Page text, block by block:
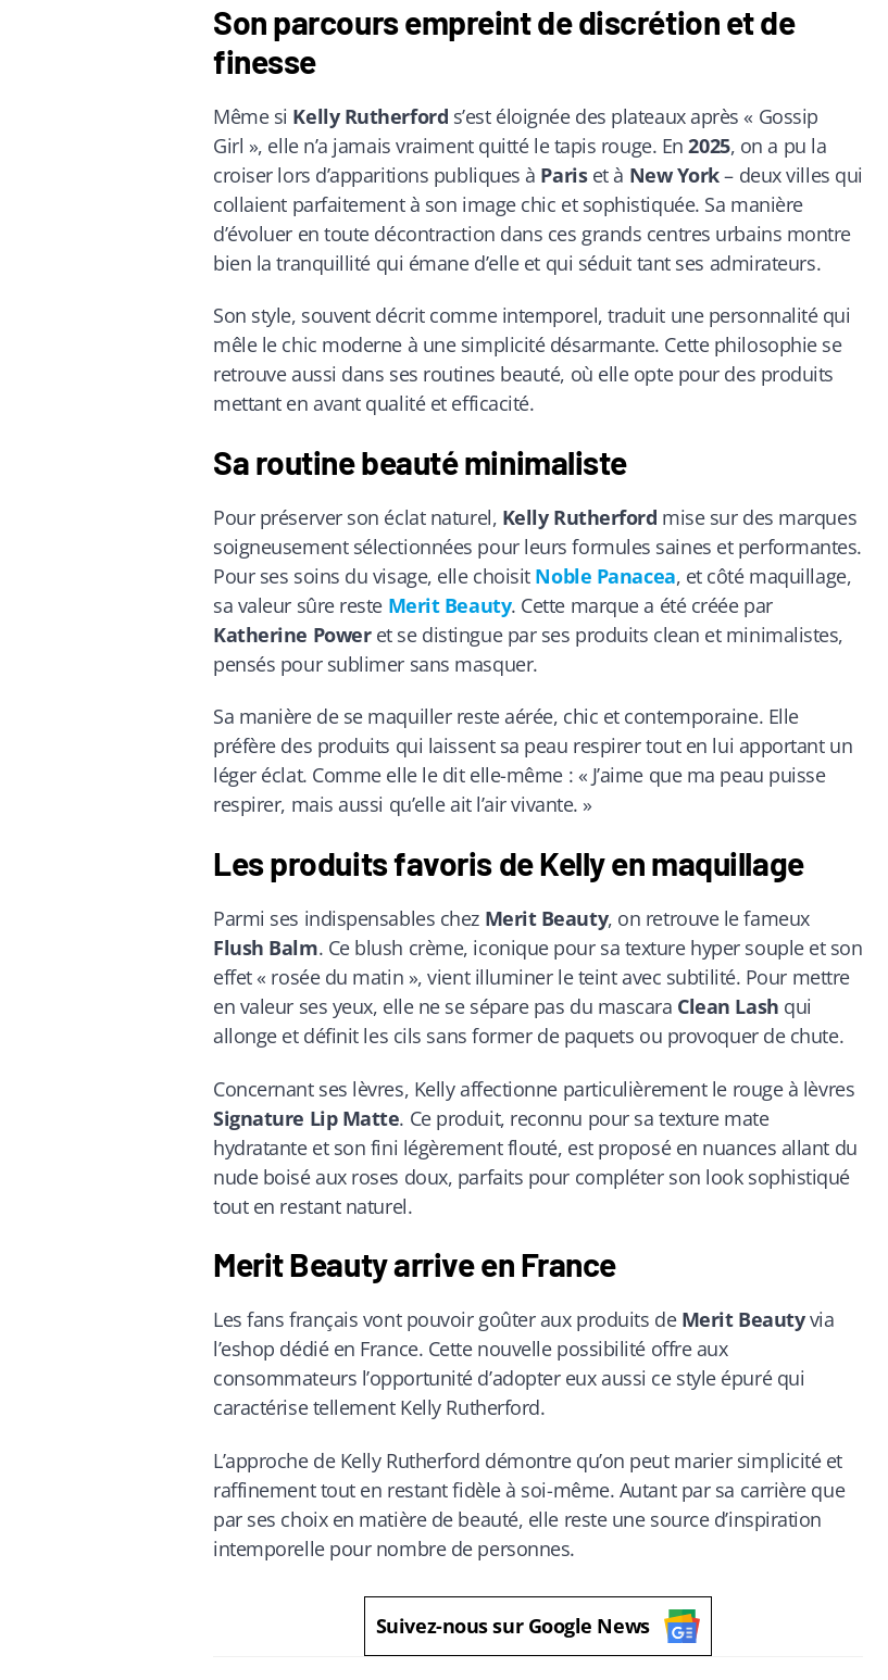
Son parcours empreint de discrétion et de
finesse
Même si Kelly Rutherford s’est éloignée des plateaux après « Gossip
Girl », elle n’a jamais vraiment quitté le tapis rouge. En2025, on a pu la
croiser lors d’apparitions publiques à Pariset à New York– deux villes qui
collaient parfaitement à son image chic et sophistiquée. Sa manière
d’évoluer en toute décontraction dans ces grands centres urbains montre
bien la tranquillité qui émane d’elle et qui séduit tant ses admirateurs.
Son style, souvent décrit comme intemporel, traduit une personnalité qui
mêle le chic moderne à une simplicité désarmante. Cette philosophie se
retrouve aussi dans ses routines beauté, où elle opte pour des produits
mettant en avant qualité et efficacité.
Sa routine beauté minimaliste
Pour préserver son éclat naturel, Kelly Rutherford mise sur des marques
soigneusement sélectionnées pour leurs formules saines et performantes.
Pour ses soins du visage, elle choisit Noble Panacea, et côté maquillage,
sa valeur sûre reste Merit Beauty. Cette marque a été créée par
Katherine Poweret se distingue par ses produits clean et minimalistes,
pensés pour sublimer sans masquer.
Sa manière de se maquiller reste aérée, chic et contemporaine. Elle
préfère des produits qui laissent sa peau respirer tout en lui apportant un
léger éclat. Comme elle le dit elle-même : « J’aime que ma peau puisse
respirer, mais aussi qu’elle ait l’air vivante. »
Les produits favoris de Kelly en maquillage
Parmi ses indispensables chez Merit Beauty, on retrouve le fameux
Flush Balm. Ce blush crème, iconique pour sa texture hyper souple et son
effet « rosée du matin », vient illuminer le teint avec subtilité. Pour mettre
en valeur ses yeux, elle ne se sépare pas du mascara Clean Lash qui
allonge et définit les cils sans former de paquets ou provoquer de chute.
Concernant ses lèvres, Kelly affectionne particulièrement le rouge à lèvres
Signature Lip Matte. Ce produit, reconnu pour sa texture mate
hydratante et son fini légèrement flouté, est proposé en nuances allant du
nude boisé aux roses doux, parfaits pour compléter son look sophistiqué
tout en restant naturel.
Merit Beauty arrive en France
Les fans français vont pouvoir goûter aux produits de Merit Beautyvia
l’eshop dédié en France. Cette nouvelle possibilité offre aux
consommateurs l’opportunité d’adopter eux aussi ce style épuré qui
caractérise tellement Kelly Rutherford.
L’approche de Kelly Rutherford démontre qu’on peut marier simplicité et
raffinement tout en restant fidèle à soi-même. Autant par sa carrière que
par ses choix en matière de beauté, elle reste une source d’inspiration
intemporelle pour nombre de personnes.
Suivez-nous sur Google News